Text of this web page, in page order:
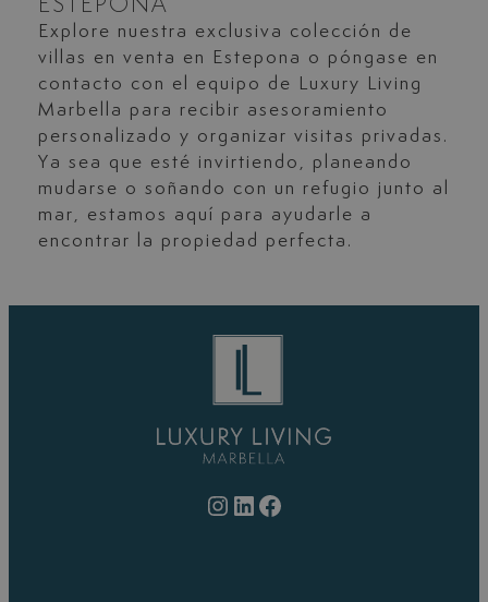
ESTEPONA
Explore nuestra exclusiva colección de
villas en venta en Estepona o póngase en
contacto con el equipo de Luxury Living
Marbella para recibir asesoramiento
personalizado y organizar visitas privadas.
Ya sea que esté invirtiendo, planeando
mudarse o soñando con un refugio junto al
mar, estamos aquí para ayudarle a
encontrar la propiedad perfecta.
Instagram LinkedIn Facebook